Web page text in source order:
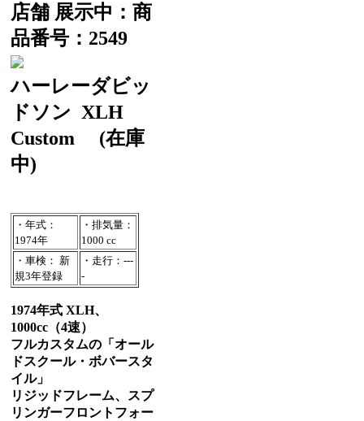
店舗 展示中：商
品番号：2549
ハーレーダビッ
ドソン XLH
Custom
(在庫
中)
・年式：
1974年
・排気量：
1000 cc
・車検： 新
規3年登録
・走行：---
-
1974年式 XLH、
1000cc（4速）
フルカスタムの「オール
ドスクール・ボバースタ
イル」
リジッドフレーム、スプ
リンガーフロントフォー